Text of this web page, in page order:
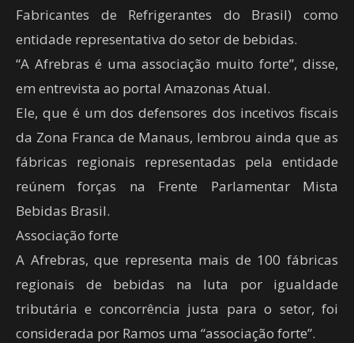
Fabricantes de Refrigerantes do Brasil) como
entidade representativa do setor de bebidas.
“A Afrebras é uma associação muito forte”, disse,
em entrevista ao portal Amazonas Atual.
Ele, que é um dos defensores dos incetivos fiscais
da Zona Franca de Manaus, lembrou ainda que as
fábricas regionais representadas pela entidade
reúnem forças na Frente Parlamentar Mista
Bebidas Brasil.
Associação forte
A Afrebras, que representa mais de 100 fábricas
regionais de bebidas na luta por igualdade
tributária e concorrência justa para o setor, foi
considerada por Ramos uma “associação forte”.